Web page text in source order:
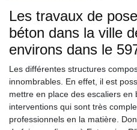
Les travaux de
béton dans la ville
environs dans le
Les différentes structures
innombrables. En effet, il est
mettre en place des escaliers en
interventions qui sont très
professionnels en la matière.